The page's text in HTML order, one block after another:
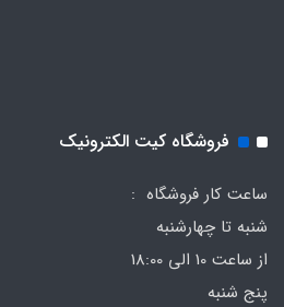
فروشگاه کیت الکترونیک
ساعت کار فروشگاه :
شنبه تا چهارشنبه
از ساعت 10 الی 18:00
پنج شنبه